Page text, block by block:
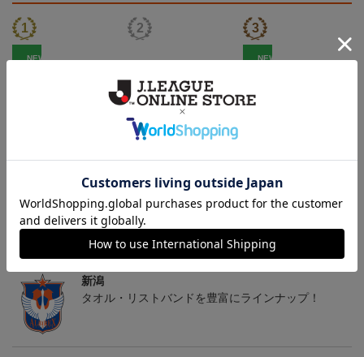
NEW
アルビレックス新潟 ピ
2,500円
26傘型サンシェード
4,400円
NEW
アルビレックス新潟 ピ
1,100円
新潟
タオル・リストバンドを豊富にラインナップ！